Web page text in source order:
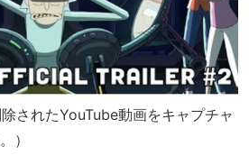
されたYouTube動画をキャプチャ
）